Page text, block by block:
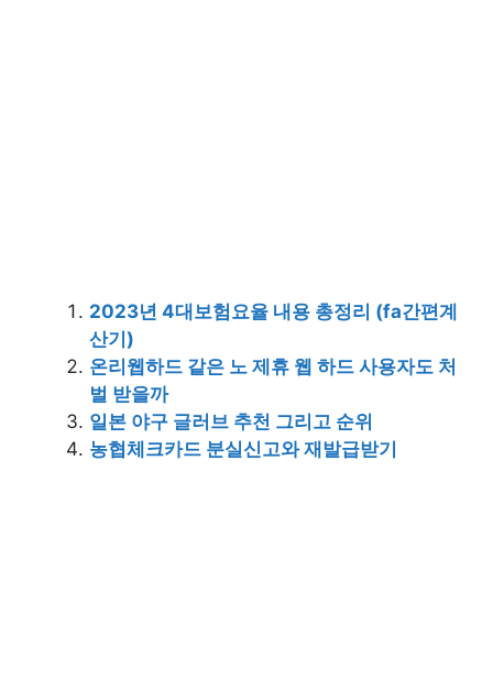
2023년 4대보험요율 내용 총정리 (fa간편계
산기)
온리웹하드 같은 노 제휴 웹 하드 사용자도 처
벌 받을까
일본 야구 글러브 추천 그리고 순위
농협체크카드 분실신고와 재발급받기